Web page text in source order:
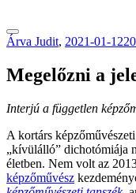
Árva Judit, 2021-01-12
Megelőzni a
Interjú a független
A kortárs
„kívülálló” dichotómiája
életben. Nem volt az
képzőművész